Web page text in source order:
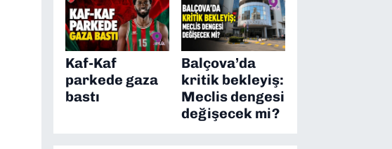
Kaf-Kaf
parkede gaza
bastı
Balçova’da
kritik bekleyiş:
Meclis dengesi
değişecek mi?